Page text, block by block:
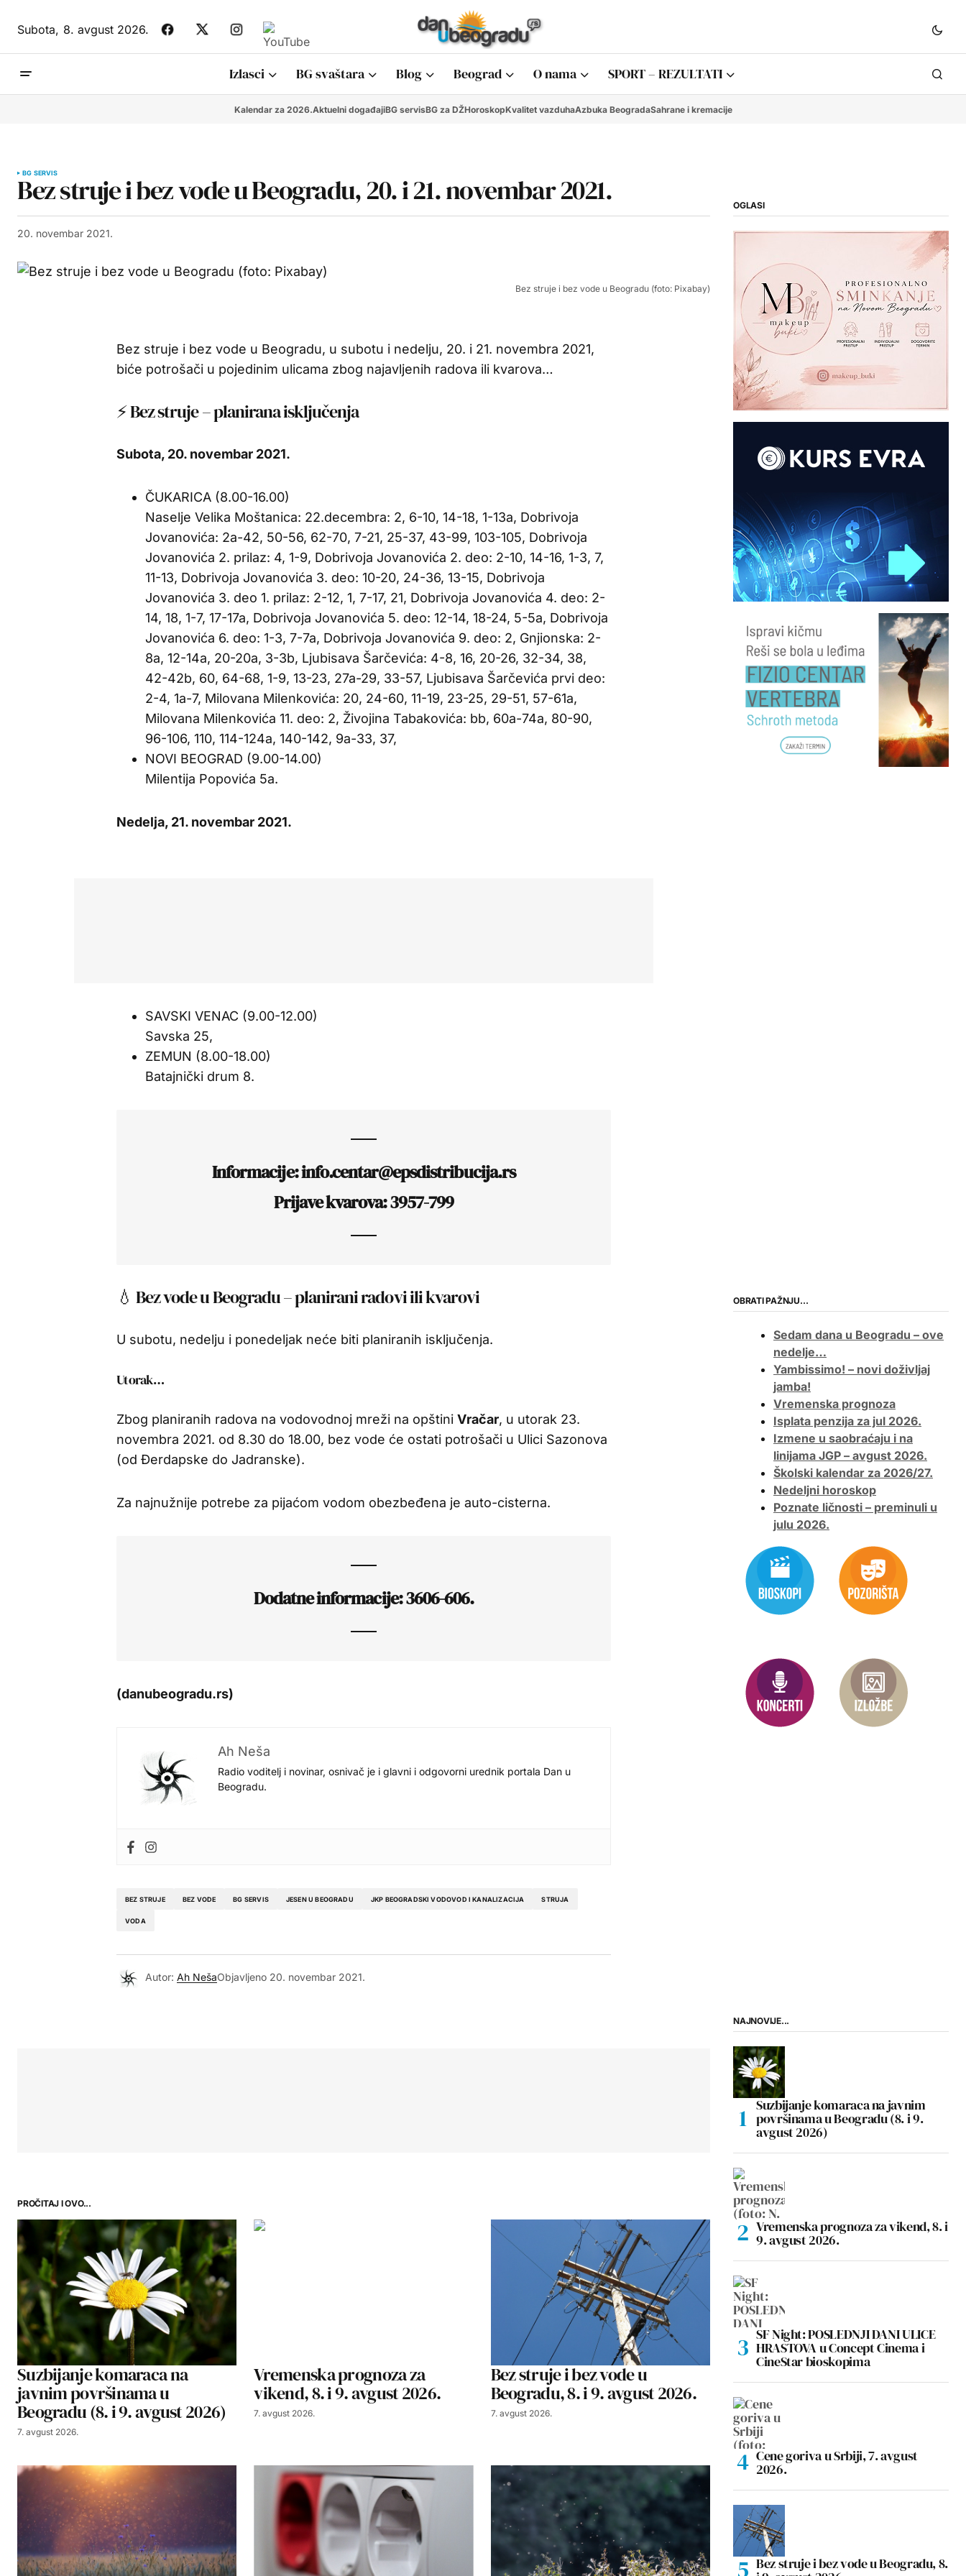
Subota,8. avgust 2026.
Izlasci BG svaštara Blog Beograd O nama SPORT – REZULTATI
Kalendar za 2026.Aktuelni događajiBG servisBG za DŽHoroskopKvalitet vazduhaAzbuka BeogradaSahrane i kremacije
BG SERVIS
Bez struje i bez vode u Beogradu, 20. i 21. novembar 2021.
20. novembar 2021.
Bez struje i bez vode u Beogradu (foto: Pixabay)
Bez struje i bez vode u Beogradu, u subotu i nedelju, 20. i 21. novembra 2021,
biće potrošači u pojedinim ulicama zbog najavljenih radova ili kvarova…
⚡ Bez struje – planirana isključenja
Subota, 20. novembar 2021.
ČUKARICA (8.00-16.00)
Naselje Velika Moštanica: 22.decembra: 2, 6-10, 14-18, 1-13a, Dobrivoja
Jovanovića: 2a-42, 50-56, 62-70, 7-21, 25-37, 43-99, 103-105, Dobrivoja
Jovanovića 2. prilaz: 4, 1-9, Dobrivoja Jovanovića 2. deo: 2-10, 14-16, 1-3, 7,
11-13, Dobrivoja Jovanovića 3. deo: 10-20, 24-36, 13-15, Dobrivoja
Jovanovića 3. deo 1. prilaz: 2-12, 1, 7-17, 21, Dobrivoja Jovanovića 4. deo: 2-
14, 18, 1-7, 17-17a, Dobrivoja Jovanovića 5. deo: 12-14, 18-24, 5-5a, Dobrivoja
Jovanovića 6. deo: 1-3, 7-7a, Dobrivoja Jovanovića 9. deo: 2, Gnjionska: 2-
8a, 12-14a, 20-20a, 3-3b, Ljubisava Šarčevića: 4-8, 16, 20-26, 32-34, 38,
42-42b, 60, 64-68, 1-9, 13-23, 27a-29, 33-57, Ljubisava Šarčevića prvi deo:
2-4, 1a-7, Milovana Milenkovića: 20, 24-60, 11-19, 23-25, 29-51, 57-61a,
Milovana Milenkovića 11. deo: 2, Živojina Tabakovića: bb, 60a-74a, 80-90,
96-106, 110, 114-124a, 140-142, 9a-33, 37,
NOVI BEOGRAD (9.00-14.00)
Milentija Popovića 5a.
Nedelja, 21. novembar 2021.
SAVSKI VENAC (9.00-12.00)
Savska 25,
ZEMUN (8.00-18.00)
Batajnički drum 8.
Informacije: info.centar@epsdistribucija.rs
Prijave kvarova: 3957-799
💧 Bez vode u Beogradu – planirani radovi ili kvarovi
U subotu, nedelju i ponedeljak neće biti planiranih isključenja.
Utorak…
Zbog planiranih radova na vodovodnoj mreži na opštini Vračar, u utorak 23.
novembra 2021. od 8.30 do 18.00, bez vode će ostati potrošači u Ulici Sazonova
(od Đerdapske do Jadranske).
Za najnužnije potrebe za pijaćom vodom obezbeđena je auto-cisterna.
Dodatne informacije: 3606-606.
(danubeogradu.rs)
Ah Neša
Radio voditelj i novinar, osnivač je i glavni i odgovorni urednik portala Dan u
Beogradu.
BEZ STRUJE BEZ VODE BG SERVIS JESEN U BEOGRADU JKP BEOGRADSKI VODOVOD I KANALIZACIJA STRUJA
VODA
Autor: Ah NešaObjavljeno 20. novembar 2021.
PROČITAJ I OVO...
Suzbijanje komaraca na
javnim površinama u
Beogradu (8. i 9. avgust 2026)
7. avgust 2026.
Vremenska prognoza za
vikend, 8. i 9. avgust 2026.
7. avgust 2026.
Bez struje i bez vode u
Beogradu, 8. i 9. avgust 2026.
7. avgust 2026.
OGLASI
OBRATI PAŽNJU…
Sedam dana u Beogradu – ove
nedelje…
Yambissimo! – novi doživljaj
jamba!
Vremenska prognoza
Isplata penzija za jul 2026.
Izmene u saobraćaju i na
linijama JGP – avgust 2026.
Školski kalendar za 2026/27.
Nedeljni horoskop
Poznate ličnosti – preminuli u
julu 2026.
NAJNOVIJE...
Suzbijanje komaraca na javnim
površinama u Beogradu (8. i 9.
avgust 2026)
Vremenska prognoza za vikend, 8. i
9. avgust 2026.
SF Night: POSLEDNJI DANI ULICE
HRASTOVA u Concept Cinema i
CineStar bioskopima
Cene goriva u Srbiji, 7. avgust
2026.
Bez struje i bez vode u Beogradu, 8.